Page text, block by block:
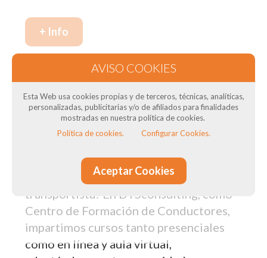
+ Info
Nuestros cursos de formación
en Montcada i Reixac: Para
transportistas
conductores? ¿Necesitas curso de ADR
? ¿Quieres obtener el título del
transportista? En DTSconsulting, como
Centro de Formación de Conductores,
impartimos cursos tanto presenciales
como en línea y aula virtual,
Esta Web usa cookies propias y de terceros, técnicas, analíticas,
personalizadas, publicitarias y/o de afiliados para finalidades
mostradas en nuestra política de cookies.
Política de cookies.
Configurar Cookies.
Aceptar Cookies